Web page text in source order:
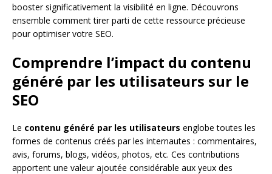
booster significativement la visibilité en ligne. Découvrons
ensemble comment tirer parti de cette ressource précieuse
pour optimiser votre SEO.
Comprendre l’impact du contenu
généré par les utilisateurs sur le
SEO
Le contenu généré par les utilisateurs englobe toutes les
formes de contenus créés par les internautes : commentaires,
avis, forums, blogs, vidéos, photos, etc. Ces contributions
apportent une valeur ajoutée considérable aux yeux des